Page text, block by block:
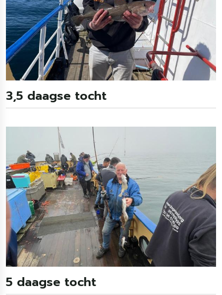
3,5 daagse tocht
5 daagse tocht